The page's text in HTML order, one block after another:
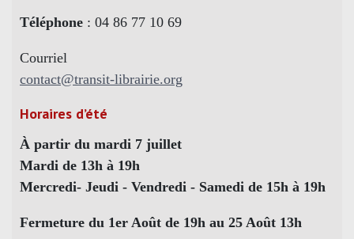
Téléphone : 04 86 77 10 69
Courriel
contact@transit-librairie.org
Horaires d’été
À partir du mardi 7 juillet
Mardi de 13h à 19h
Mercredi- Jeudi - Vendredi - Samedi de 15h à 19h
Fermeture du 1er Août de 19h au 25 Août 13h